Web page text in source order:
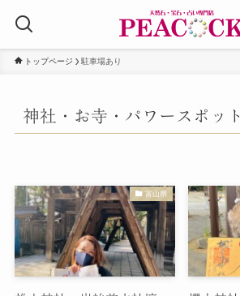
トップページ 駐車場あり
神社・お寺・パワースポット
富山県